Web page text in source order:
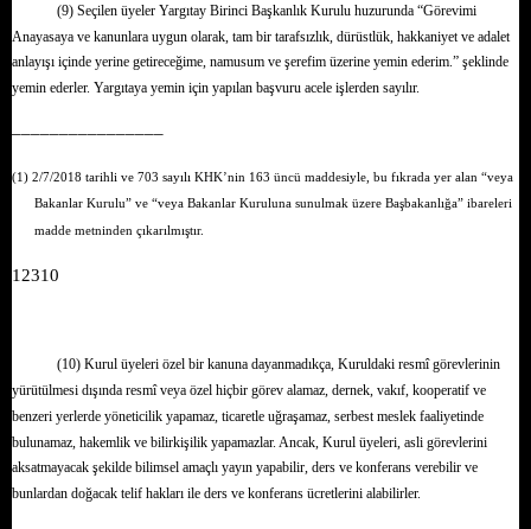
(9) Seçilen üyeler Yargıtay Birinci Başkanlık Kurulu huzurunda “Görevimi
Anayasaya ve kanunlara uygun olarak, tam bir tarafsızlık, dürüstlük, hakkaniyet ve adalet
anlayışı içinde yerine getireceğime, namusum ve şerefim üzerine yemin ederim.” şeklinde
yemin ederler. Yargıtaya yemin için yapılan başvuru acele işlerden sayılır.
––––––––––––––––
(1) 2/7/2018 tarihli ve 703 sayılı KHK’nin 163 üncü maddesiyle, bu fıkrada yer alan “veya
Bakanlar Kurulu” ve “veya Bakanlar Kuruluna sunulmak üzere Başbakanlığa” ibareleri
madde metninden çıkarılmıştır.
12310
(10) Kurul üyeleri özel bir kanuna dayanmadıkça, Kuruldaki resmî görevlerinin
yürütülmesi dışında resmî veya özel hiçbir görev alamaz, dernek, vakıf, kooperatif ve
benzeri yerlerde yöneticilik yapamaz, ticaretle uğraşamaz, serbest meslek faaliyetinde
bulunamaz, hakemlik ve bilirkişilik yapamazlar. Ancak, Kurul üyeleri, asli görevlerini
aksatmayacak şekilde bilimsel amaçlı yayın yapabilir, ders ve konferans verebilir ve
bunlardan doğacak telif hakları ile ders ve konferans ücretlerini alabilirler.